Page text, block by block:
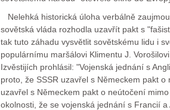
Nelehká historická úloha verbálně
sovětská vláda rozhodla uzavřít pakt s
tak tuto záhadu vysvětlit sovětskému lidu i
populárnímu maršálovi Klimentu J.
Izvěstijích prohlásil: "Vojenská jednání s
proto, že SSSR uzavřel s Německem pakt o
uzavřel s Německem pakt o neútočení
okolnosti, že se vojenská jednání s Francií a